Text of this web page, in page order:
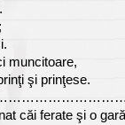
muncitoare,
şi prinţese.
căi ferate şi o